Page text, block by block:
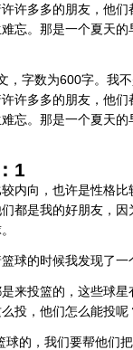
许多多的朋友，他
忘。那是一个夏天
，字数为600字。我
许多多的朋友，他
忘。那是一个夏天
1
内向，也许是性格
都是我的好朋友，
球的时候我发现了一
来投篮的，这些球
投，他们怎么能投呢
的，我们要帮他们